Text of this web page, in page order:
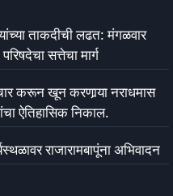
ताकदीची लढत: मंगळवार
सत्तेचा मार्ग
करून खून करणार्‍या नराधमास
ऐतिहासिक निकाल.
राजारामबापूंना अभिवादन